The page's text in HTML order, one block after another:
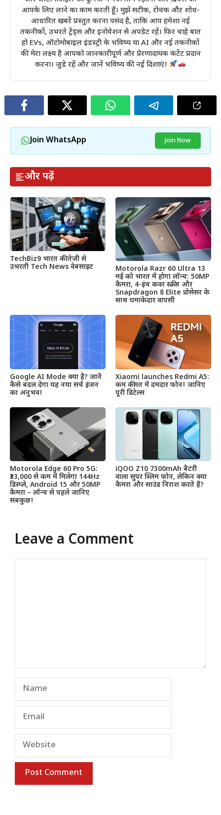
आपके लिए लाने का काम करती हूँ। मुझे सटीक, रोचक और शोध-
आधारित खबरें प्रस्तुत करना पसंद है, ताकि आप हमेशा नई
तकनीकों, उभरते ट्रेंड्स और इनोवेशन से अपडेट रहें। फिर चाहे बात
हो EVs, ऑटोमोबाइल इंडस्ट्री के भविष्य या AI और नई तकनीकों
की मेरा लक्ष्य है आपको जानकारीपूर्ण और प्रेरणादायक कंटेंट प्रदान
करना। जुड़े रहें और जानें भविष्य की नई दिशाएं!
Join WhatsApp Join Now
और पढ़ें
TechBiz9 भारत की तेजी से
उभरती Tech News वेबसाइट
Motorola Razr 60 Ultra 13
मई को भारत में होगा लॉन्च: 50MP
कैमरा, 4-इंच कवर स्क्रीन और
Snapdragon 8 Elite प्रोसेसर के
साथ धमाकेदार वापसी
Google AI Mode क्या है? जानें
कैसे बदल देगा यह नया सर्च इंजन
का अनुभव!
Xiaomi launches Redmi A5:
कम कीमत में दमदार फोन! जानिए
पूरी डिटेल्स
Motorola Edge 60 Pro 5G:
₹33,000 से कम में मिलेगा 144Hz
डिस्प्ले, Android 15 और 50MP
कैमरा – लॉन्च से पहले जानिए
सबकुछ!
iQOO Z10 7300mAh बैटरी
वाला सुपर स्लिम फोन, लेकिन क्या
कैमरा और साउंड निराश करते हैं?
Leave a Comment
Name
Email
Website